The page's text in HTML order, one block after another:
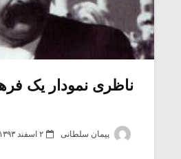
ناظری نمودار یک
پیمان سلطانی ۲ اسفند ۱۳۹۳